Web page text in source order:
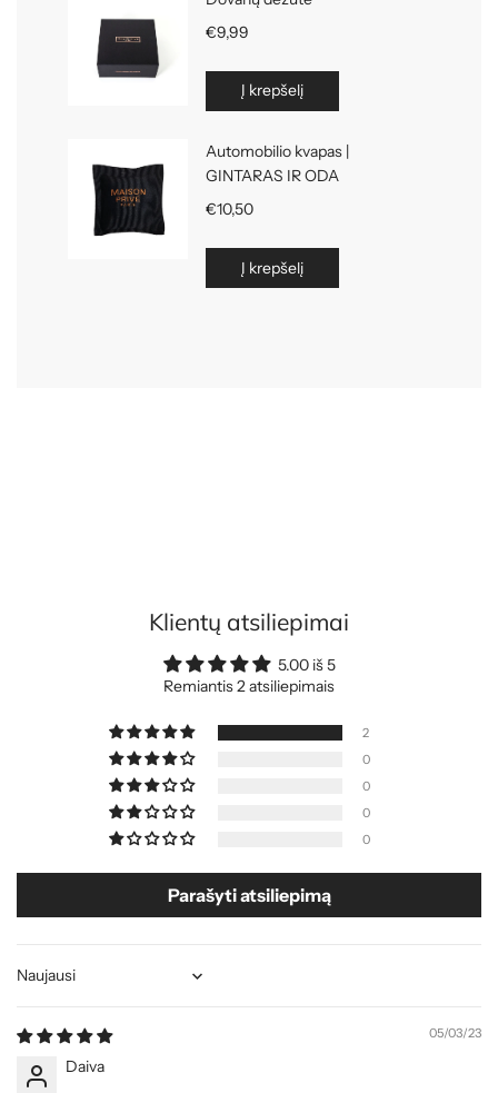
Klientų atsiliepimai
5.00 iš 5
Remiantis 2 atsiliepimais
2
0
0
0
0
Parašyti atsiliepimą
Sort by
05/03/23
Daiva